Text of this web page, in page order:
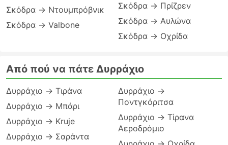
Σκόδρα → Ντουμπρόβνικ
Σκόδρα → Valbone
Σκόδρα → Πρίζρεν
Σκόδρα → Αυλώνα
Σκόδρα → Οχρίδα
Από πού να πάτε Δυρράχιο
Δυρράχιο → Τιράνα
Δυρράχιο → Μπάρι
Δυρράχιο → Kruje
Δυρράχιο → Σαράντα
Δυρράχιο →
Ποντγκόριτσα
Δυρράχιο → Τίρανα
Αεροδρόμιο